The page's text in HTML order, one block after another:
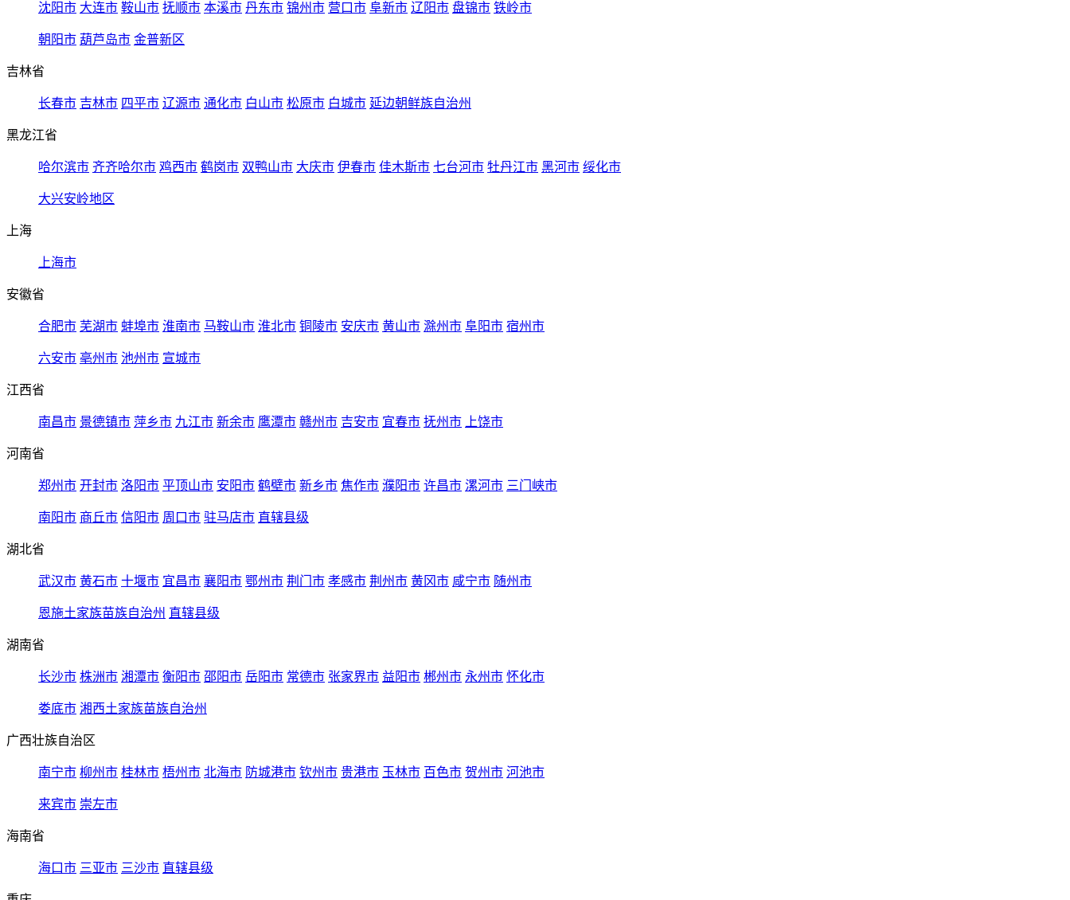
沈阳市 大连市 鞍山市 抚顺市 本溪市 丹东市 锦州市 营口市 阜新市 辽阳市 盘锦市 铁岭市
朝阳市 葫芦岛市 金普新区
吉林省
长春市 吉林市 四平市 辽源市 通化市 白山市 松原市 白城市 延边朝鲜族自治州
黑龙江省
哈尔滨市 齐齐哈尔市 鸡西市 鹤岗市 双鸭山市 大庆市 伊春市 佳木斯市 七台河市 牡丹江市 黑河市 绥化市
大兴安岭地区
上海
上海市
安徽省
合肥市 芜湖市 蚌埠市 淮南市 马鞍山市 淮北市 铜陵市 安庆市 黄山市 滁州市 阜阳市 宿州市
六安市 亳州市 池州市 宣城市
江西省
南昌市 景德镇市 萍乡市 九江市 新余市 鹰潭市 赣州市 吉安市 宜春市 抚州市 上饶市
河南省
郑州市 开封市 洛阳市 平顶山市 安阳市 鹤壁市 新乡市 焦作市 濮阳市 许昌市 漯河市 三门峡市
南阳市 商丘市 信阳市 周口市 驻马店市 直辖县级
湖北省
武汉市 黄石市 十堰市 宜昌市 襄阳市 鄂州市 荆门市 孝感市 荆州市 黄冈市 咸宁市 随州市
恩施土家族苗族自治州 直辖县级
湖南省
长沙市 株洲市 湘潭市 衡阳市 邵阳市 岳阳市 常德市 张家界市 益阳市 郴州市 永州市 怀化市
娄底市 湘西土家族苗族自治州
广西壮族自治区
南宁市 柳州市 桂林市 梧州市 北海市 防城港市 钦州市 贵港市 玉林市 百色市 贺州市 河池市
来宾市 崇左市
海南省
海口市 三亚市 三沙市 直辖县级